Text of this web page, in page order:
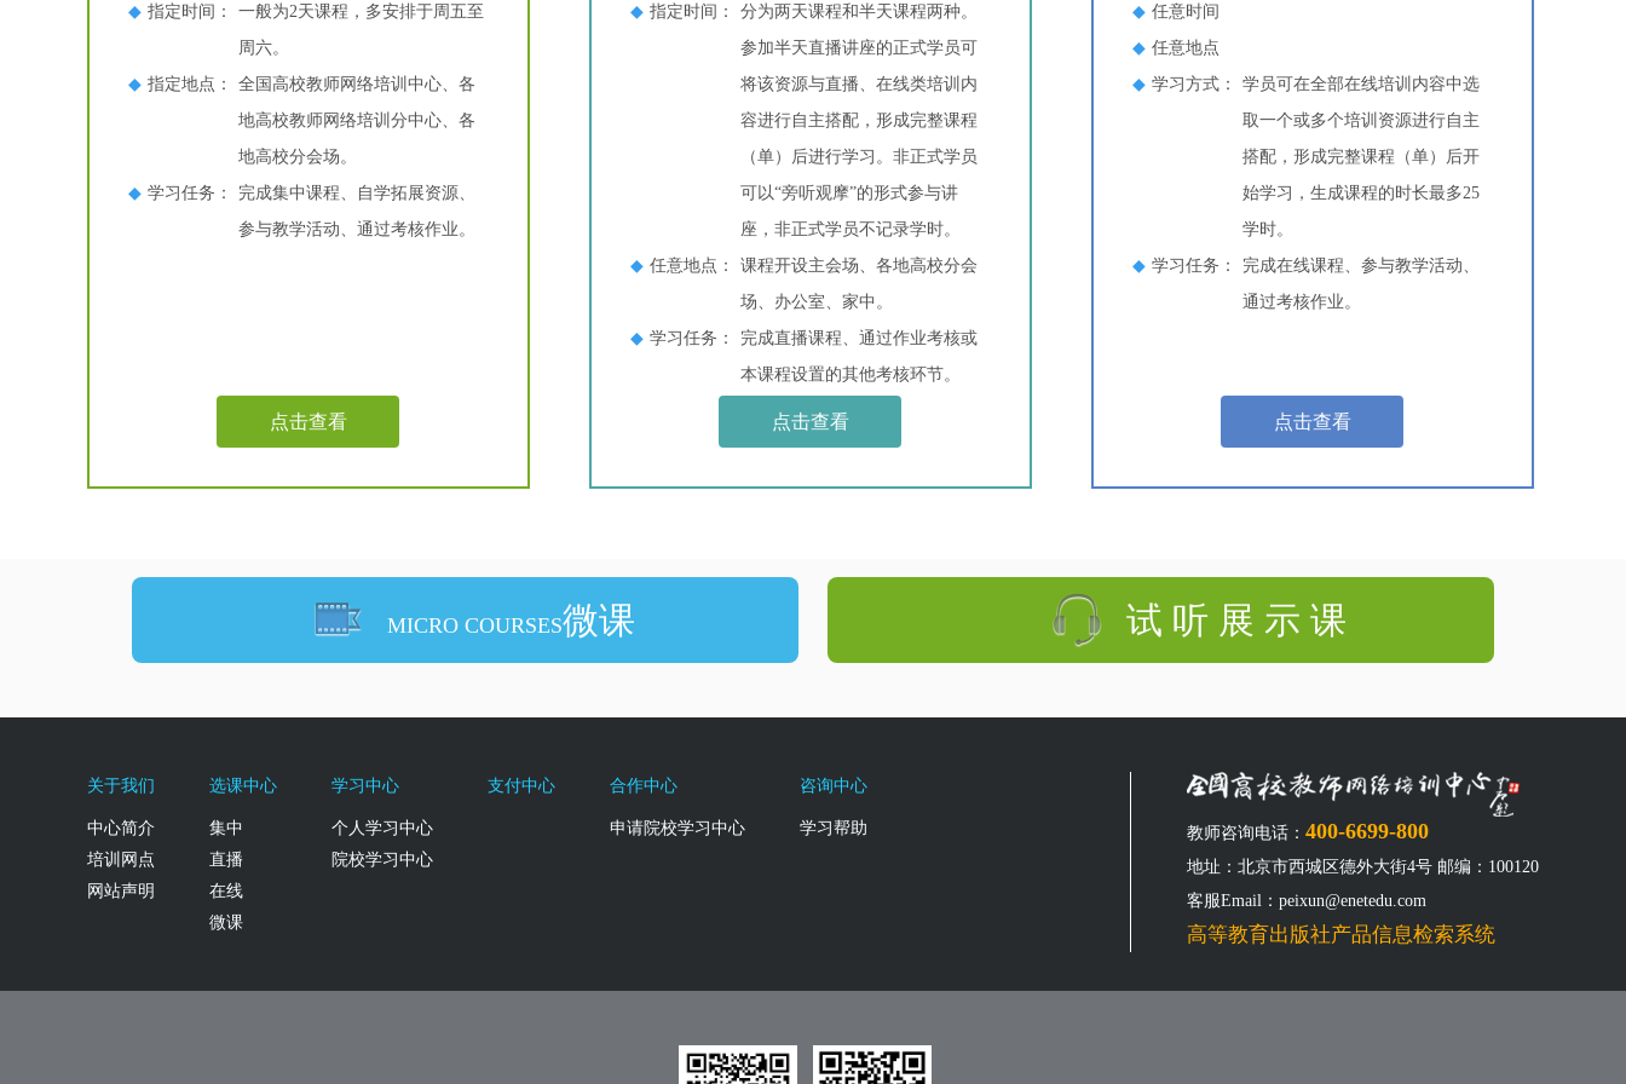
◆ 指定时间：
一般为2天课程，多安排于周五至
周六。
◆ 指定地点：
全国高校教师网络培训中心、各
地高校教师网络培训分中心、各
地高校分会场。
◆ 学习任务：
完成集中课程、自学拓展资源、
参与教学活动、通过考核作业。
点击查看
◆ 指定时间：
分为两天课程和半天课程两种。
参加半天直播讲座的正式学员可
将该资源与直播、在线类培训内
容进行自主搭配，形成完整课程
（单）后进行学习。非正式学员
可以“旁听观摩”的形式参与讲
座，非正式学员不记录学时。
◆ 任意地点：
课程开设主会场、各地高校分会
场、办公室、家中。
◆ 学习任务：
完成直播课程、通过作业考核或
本课程设置的其他考核环节。
点击查看
◆ 任意时间
◆ 任意地点
◆ 学习方式：
学员可在全部在线培训内容中选
取一个或多个培训资源进行自主
搭配，形成完整课程（单）后开
始学习，生成课程的时长最多25
学时。
◆ 学习任务：
完成在线课程、参与教学活动、
通过考核作业。
点击查看
MICRO COURSES微课 试 听 展 示 课
关于我们
中心简介
培训网点
网站声明
选课中心
集中
直播
在线
微课
学习中心
个人学习中心
院校学习中心
支付中心 合作中心
申请院校学习中心
咨询中心
学习帮助 教师咨询电话： 400-6699-800
地址：北京市西城区德外大街4号 邮编：100120
客服Email：peixun@enetedu.com
高等教育出版社产品信息检索系统